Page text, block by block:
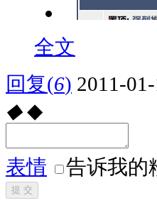
全文
回复(6) 2011-
◆ ◆
表情 告诉我的
提 交